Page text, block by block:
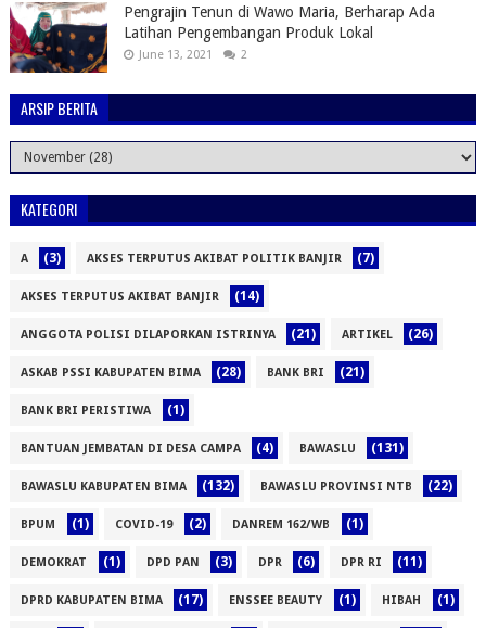
Pengrajin Tenun di Wawo Maria, Berharap Ada
Latihan Pengembangan Produk Lokal
June 13, 2021 2
ARSIP BERITA
KATEGORI
A (3) AKSES TERPUTUS AKIBAT POLITIK BANJIR (7)
AKSES TERPUTUS AKIBAT BANJIR (14)
ANGGOTA POLISI DILAPORKAN ISTRINYA (21) ARTIKEL (26)
ASKAB PSSI KABUPATEN BIMA (28) BANK BRI (21)
BANK BRI PERISTIWA (1)
BANTUAN JEMBATAN DI DESA CAMPA (4) BAWASLU (131)
BAWASLU KABUPATEN BIMA (132) BAWASLU PROVINSI NTB (22)
BPUM (1) COVID-19 (2) DANREM 162/WB (1)
DEMOKRAT (1) DPD PAN (3) DPR (6) DPR RI (11)
DPRD KABUPATEN BIMA (17) ENSSEE BEAUTY (1) HIBAH (1)